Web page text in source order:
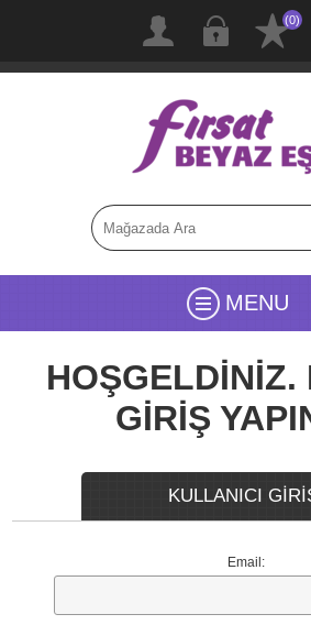
(0)
MENU
HOŞGELDİNİZ.
GİRİŞ
KULLANICI
Email: